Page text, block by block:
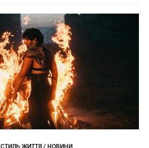
СТИЛЬ ЖИТТЯ / НОВИНИ